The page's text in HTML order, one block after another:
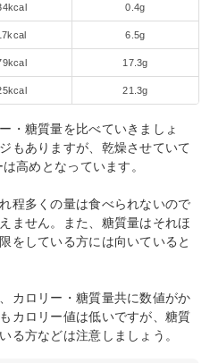
0.4g
6.5g
17.3g
21.3g
・糖質量を比べていきましょ
もありますが、乾燥させていて
高めとなっています。
程多くの量は食べられないので
ません。また、糖質量はそれほ
をしている方には向いていると
カロリー・糖質量共に数値がか
カロリー値は低いですが、糖質
る方などは注意しましょう。